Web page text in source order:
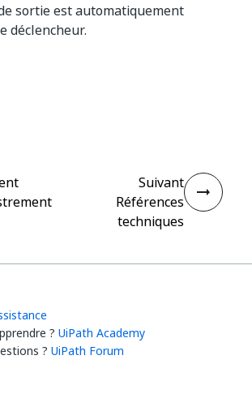
sortie est automatiquement
déclencheur.
Suivant
Références
techniques
? UiPath Academy
? UiPath Forum